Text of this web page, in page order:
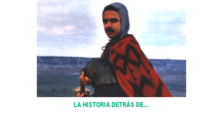
LA HISTORIA DETRÁS DE...